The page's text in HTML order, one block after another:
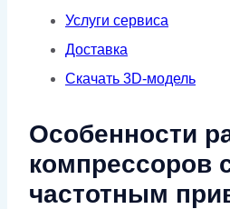
Услуги сервиса
Доставка
Скачать 3D-модель
Особенности
компрессоров
частотным